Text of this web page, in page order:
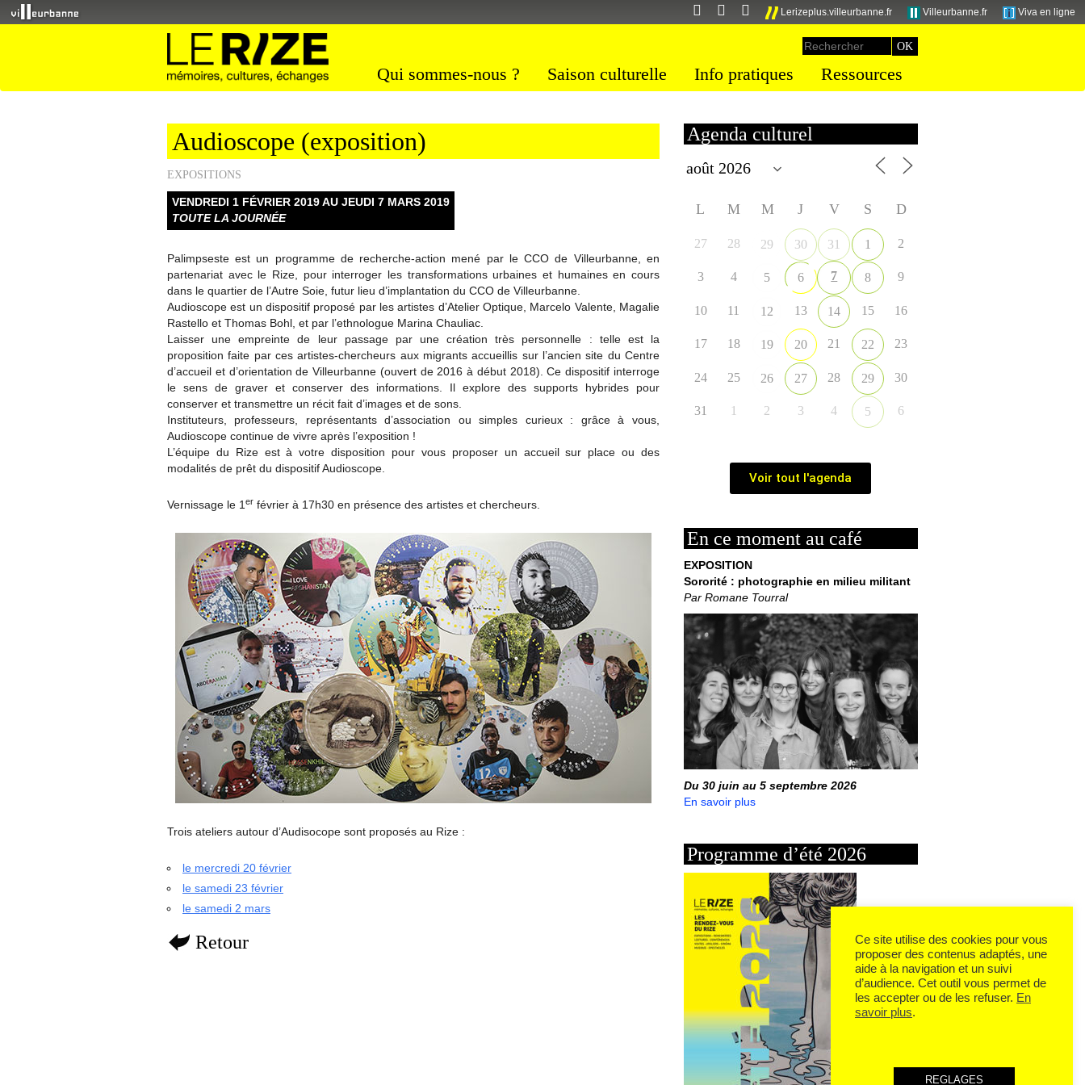
Lerizeplus.villeurbanne.fr Villeurbanne.fr Viva en ligne
Qui sommes-nous ? Saison culturelle Info pratiques Ressources
Audioscope (exposition)
EXPOSITIONS
VENDREDI 1 FÉVRIER 2019 AU JEUDI 7 MARS 2019
TOUTE LA JOURNÉE
Palimpseste est un programme de recherche-action mené par le CCO de Villeurbanne, en
partenariat avec le Rize, pour interroger les transformations urbaines et humaines en cours
dans le quartier de l’Autre Soie, futur lieu d’implantation du CCO de Villeurbanne.
Audioscope est un dispositif proposé par les artistes d’Atelier Optique, Marcelo Valente, Magalie
Rastello et Thomas Bohl, et par l’ethnologue Marina Chauliac.
Laisser une empreinte de leur passage par une création très personnelle : telle est la
proposition faite par ces artistes-chercheurs aux migrants accueillis sur l’ancien site du Centre
d’accueil et d’orientation de Villeurbanne (ouvert de 2016 à début 2018). Ce dispositif interroge
le sens de graver et conserver des informations. Il explore des supports hybrides pour
conserver et transmettre un récit fait d’images et de sons.
Instituteurs, professeurs, représentants d’association ou simples curieux : grâce à vous,
Audioscope continue de vivre après l’exposition !
L’équipe du Rize est à votre disposition pour vous proposer un accueil sur place ou des
modalités de prêt du dispositif Audioscope.
Vernissage le 1 er février à 17h30 en présence des artistes et chercheurs.
Trois ateliers autour d’Audisocope sont proposés au Rize :
le mercredi 20 février
le samedi 23 février
le samedi 2 mars
Retour
Agenda culturel
L M M J V S D
27 28 29 30 31 1 2
3 4 5 6 7 8 9
10 11 12 13 14 15 16
17 18 19 20 21 22 23
24 25 26 27 28 29 30
31 1 2 3 4 5 6
Voir tout l'agenda
En ce moment au café
EXPOSITION
Sororité : photographie en milieu militant
Par Romane Tourral
Du 30 juin au 5 septembre 2026
En savoir plus
Programme d’été 2026
Ce site utilise des cookies pour vous
proposer des contenus adaptés, une
aide à la navigation et un suivi
d’audience. Cet outil vous permet de
les accepter ou de les refuser. En
savoir plus.
REGLAGES